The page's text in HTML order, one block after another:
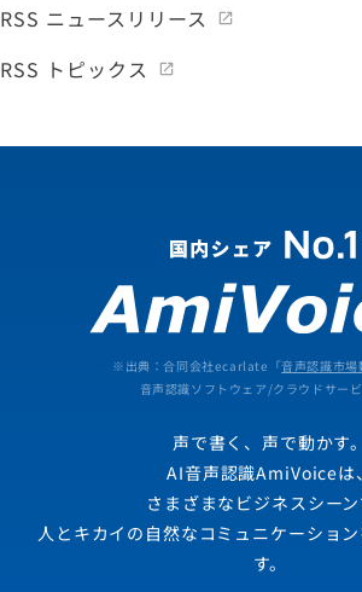
RSS ニュースリリース
RSS トピックス
※出典：合同会社ecarlate「音声認識市
音声認識ソフトウェア/クラウドサー
声で書く、声で動かす。
AI音声認識AmiVoiceは、
さまざまなビジネスシーン
人とキカイの自然なコミュニケーショ
す。